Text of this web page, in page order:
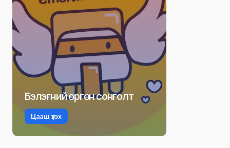
Бэлэгний өргөн сонголт
Цааш үзэх